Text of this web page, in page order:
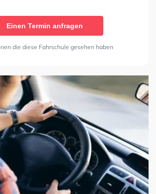
Einen Termin anfragen
die diese Fahrschule gesehen haben